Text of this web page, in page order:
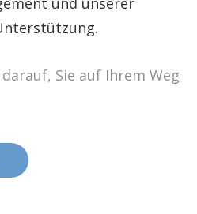
Sie auf Ihrem Weg